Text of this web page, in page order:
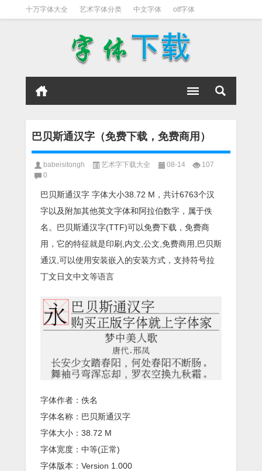
十万字体大全 艺术字体分类 中文字体 otf字体
巴贝斯通汉字（免费下载，免费商用）
babeisitongh 艺术字下载大全 08-14
107
0
巴贝斯通汉字 字体大小38.72 M，共计6763个汉
字以及附加其他英文字体和阿拉伯数字，属于佚
名。巴贝斯通汉字(TTF)可以免费下载，免费商
用，它的特征就是印刷,内文,公文,免费商用,巴贝斯
通汉,可以使用安装嵌入的安装方式，支持符号拉
丁文日文中文等语言
字体作者：佚名
字体名称：巴贝斯通汉字
字体大小：38.72 M
字体宽度：中等(正常)
字体版本：Version 1.000